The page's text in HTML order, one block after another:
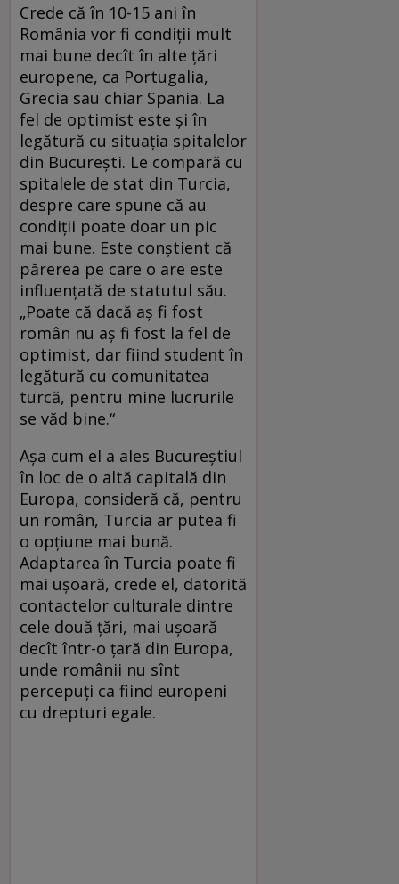
Crede că în 10-15 ani în
România vor fi condiții mult
mai bune decît în alte țări
europene, ca Portugalia,
Grecia sau chiar Spania. La
fel de optimist este și în
legătură cu situația spitalelor
din București. Le compară cu
spitalele de stat din Turcia,
despre care spune că au
condiții poate doar un pic
mai bune. Este conștient că
părerea pe care o are este
influențată de statutul său.
„Poate că dacă aș fi fost
român nu aș fi fost la fel de
optimist, dar fiind student în
legătură cu comunitatea
turcă, pentru mine lucrurile
se văd bine.“
Așa cum el a ales Bucureștiul
în loc de o altă capitală din
Europa, consideră că, pentru
un român, Turcia ar putea fi
o opțiune mai bună.
Adaptarea în Turcia poate fi
mai ușoară, crede el, datorită
contactelor culturale dintre
cele două țări, mai ușoară
decît într-o țară din Europa,
unde românii nu sînt
percepuți ca fiind europeni
cu drepturi egale.